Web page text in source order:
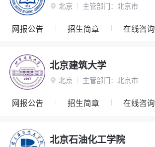
 北京 主管部门： 北京市
网报公告 招生简章 在线咨询
北京建筑大学
 北京 主管部门： 北京市
网报公告 招生简章 在线咨询
北京石油化工学院